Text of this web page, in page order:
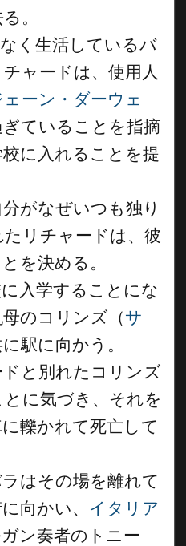
。
く生活しているバ
ャードは、使用人
ェーン・ダーウェ
ていることを指摘
に入れることを提
がなぜいつも独り
リチャードは、彼
を決める。
入学することにな
のコリンズ（サ
駅に向かう。
と別れたコリンズ
に気づき、それを
轢かれて死亡して
はその場を離れて
向かい、 イタリア
ン奏者のトニー